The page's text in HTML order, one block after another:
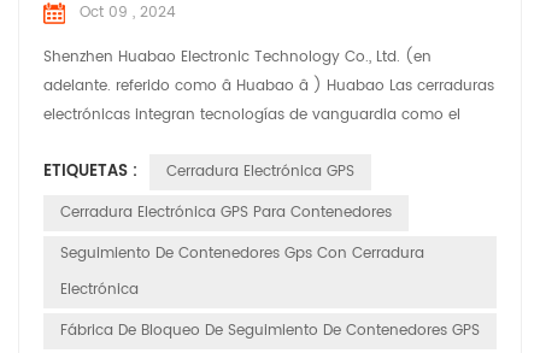
Oct 09 , 2024
Shenzhen Huabao Electronic Technology Co., Ltd. (en
adelante. referido como â Huabao â ) Huabao Las cerraduras
electrónicas integran tecnologías de vanguardia como el
que ofrece seguridad integral soluciones para la industria
logística. Productos destacados: 1. Seguimiento y monitoreo
ETIQUETAS :
Cerradura Electrónica GPS
Cerradura Electrónica GPS Para Contenedores
Seguimiento De Contenedores Gps Con Cerradura
Electrónica
Fábrica De Bloqueo De Seguimiento De Contenedores GPS